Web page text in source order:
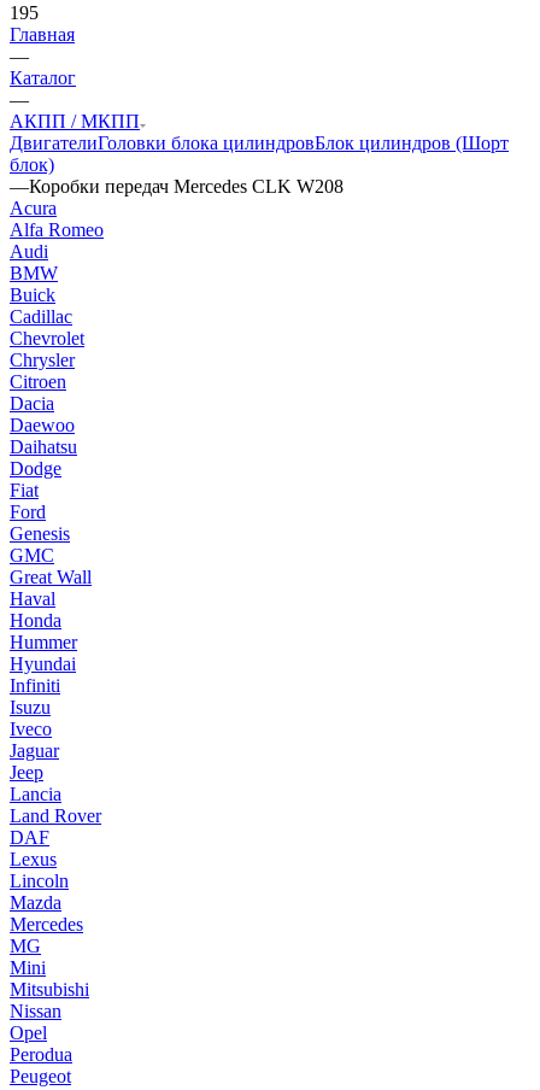
195
Главная
—
Каталог
—
АКПП / МКПП
ДвигателиГоловки блока цилиндровБлок цилиндров (Шорт
блок)
—Коробки передач Mercedes CLK W208
Acura
Alfa Romeo
Audi
BMW
Buick
Cadillac
Chevrolet
Chrysler
Citroen
Dacia
Daewoo
Daihatsu
Dodge
Fiat
Ford
Genesis
GMC
Great Wall
Haval
Honda
Hummer
Hyundai
Infiniti
Isuzu
Iveco
Jaguar
Jeep
Lancia
Land Rover
DAF
Lexus
Lincoln
Mazda
Mercedes
MG
Mini
Mitsubishi
Nissan
Opel
Perodua
Peugeot